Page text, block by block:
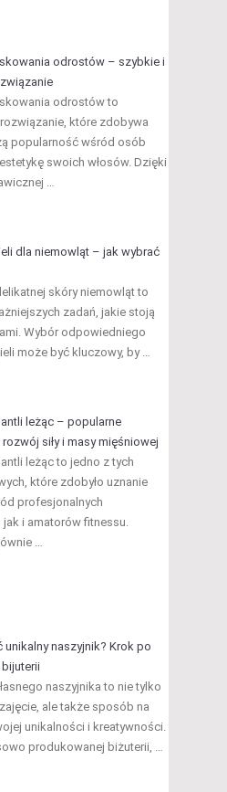
odrostów – szybkie i
odrostów to
które zdobywa
popularność wśród osób
swoich włosów. Dzięki
…
dla niemowląt – jak wybrać
skóry niemowląt to
zadań, jakie stoją
Wybór odpowiedniego
może być kluczowy, by …
leżąc – popularne
siły i masy mięśniowej
leżąc to jedno z tych
które zdobyło uznanie
profesjonalnych
i amatorów fitnessu.
…
unikalny naszyjnik? Krok po
bijuterii
naszyjnika to nie tylko
ale także sposób na
unikalności i kreatywności.
produkowanej biżuterii, …